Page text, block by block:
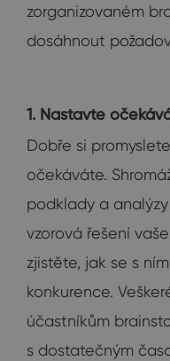
zorganizovaném
dosáhnout
1. Nastavte
Dobře si
očekáváte.
podklady a
vzorová řešení
zjistěte, jak se s
konkurence.
účastníkům
s dostatečným